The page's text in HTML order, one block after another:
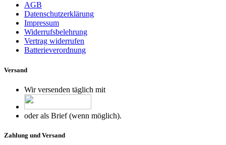
AGB
Datenschutzerklärung
Impressum
Widerrufsbelehrung
Vertrag widerrufen
Batterieverordnung
Versand
Wir versenden täglich mit
oder als Brief (wenn möglich).
Zahlung und Versand